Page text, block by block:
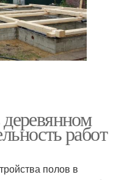
работ
полов в